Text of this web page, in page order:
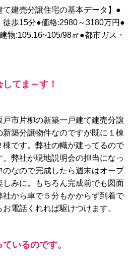
て建売分譲住宅の基本データ】●
徒歩15分●価格:2980～3180万円●
物:105.16~105/98㎡●都市ガス・
てま～す！
市片柳の新築一戸建て建売分譲
築分譲物件なのですが既に１棟
です。弊社の幟が建ってるので
弊社が現地説明会の担当になっ
なので完成したら週末はオープ
しみに。もちろん完成前でも図面
から車で５分もかからず到着で
電話くれれば駆けつけます。
いるのです。